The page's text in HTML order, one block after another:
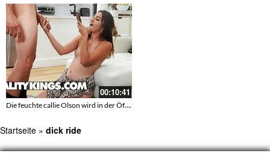
00:10:41
Die feuchte callie Olson wird in der Öffentlichkeit genagelt
Startseite » dick ride